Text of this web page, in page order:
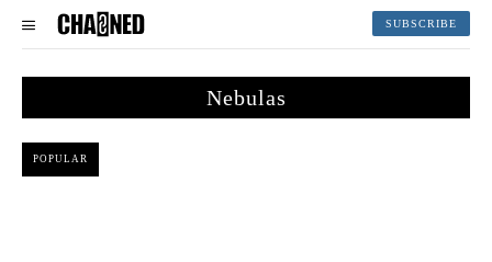
SUBSCRIBE
Nebulas
POPULAR